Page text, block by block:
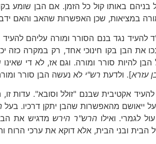
באותו קול כל הזמן. אם הבן שומע
במציאות, שכן האפשרות שהאב והאם
נגד בנם הסורר ומורה עליהם
את הבן בקו חינוכי אחד, רק במקרה
להיות סורר ומורה. וגם אז, לא די
עזרא]. ולדעת רש"י לא נעשה הבן סורר
אקטיבית שבנם "זולל וסובא". עדות
ייאושם מהאפשרות שהבן יתקן דרכיו. בעל
לגמרי. ואילוהרש"ר הירש מדגיש את
ובני הבית, אלא דוקא את ערכי הרוח